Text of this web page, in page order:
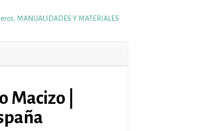
MANUALIDADES Y MATERIALES
Macizo |